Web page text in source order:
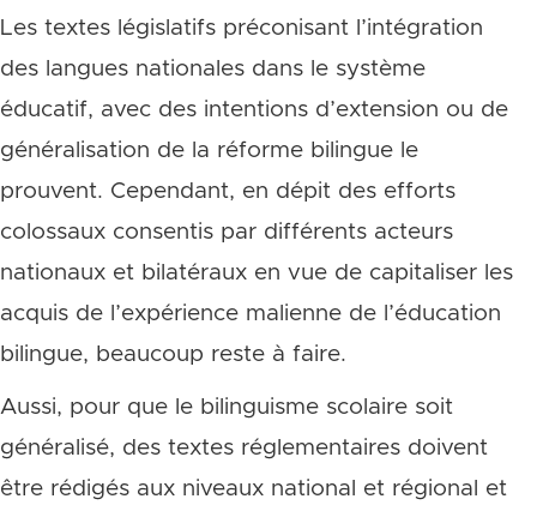
Les textes législatifs préconisant l’intégration
des langues nationales dans le système
éducatif, avec des intentions d’extension ou de
généralisation de la réforme bilingue le
prouvent. Cependant, en dépit des efforts
colossaux consentis par différents acteurs
nationaux et bilatéraux en vue de capitaliser les
acquis de l’expérience malienne de l’éducation
bilingue, beaucoup reste à faire.
Aussi, pour que le bilinguisme scolaire soit
généralisé, des textes réglementaires doivent
être rédigés aux niveaux national et régional et